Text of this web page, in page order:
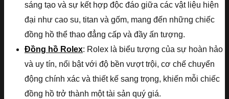
sáng tạo và sự kết hợp độc đáo giữa các vật liệu hiện
đại như cao su, titan và gốm, mang đến những chiếc
đồng hồ thể thao đẳng cấp và đầy ấn tượng.
Đồng hồ Rolex: Rolex là biểu tượng của sự hoàn hảo
và uy tín, nổi bật với độ bền vượt trội, cơ chế chuyển
động chính xác và thiết kế sang trọng, khiến mỗi chiếc
đồng hồ trở thành một tài sản quý giá.